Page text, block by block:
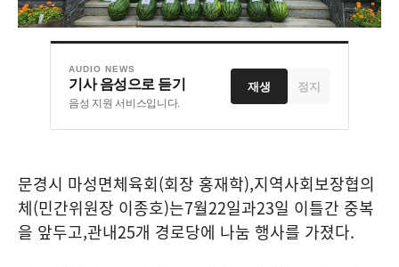
AUDIO NEWS
기사 음성으로 듣기
음성 지원 서비스입니다.
재생 정지
문경시 마성면체육회(회장 홍재학),지역사회보장협의
체(민간위원장 이종호)는7월22일과23일 이틀간 중복
을 앞두고,관내25개 경로당에 나눔 행사를 가졌다.